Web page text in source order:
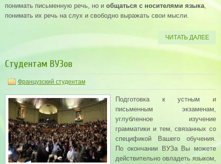
понимать письменную речь, но и общаться с носителями языка,
понимать их речь на слух и свободно выражать свои мысли.
ЧИТАТЬ ДАЛЕЕ
Студентам ВУЗов
Французский студентам
Подготовка к устным и
письменным экзаменам,
углубленное изучение
грамматики и тем, связанных со
спецификой Вашего обучения.
По окончании ВУЗа Вы можете
действительно овладеть языком,